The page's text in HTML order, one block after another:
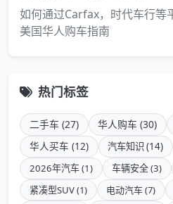
如何通过Carfax，时代车行等
美国华人购车指南
热门标签
二手车 (27) 华人购车 (30)
华人买车 (12)
汽车知识 (14)
2026年汽车 (1)
车辆安全 (3)
紧凑型SUV (1)
电动汽车 (7)